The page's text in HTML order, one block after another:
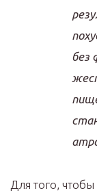
без
Для того,